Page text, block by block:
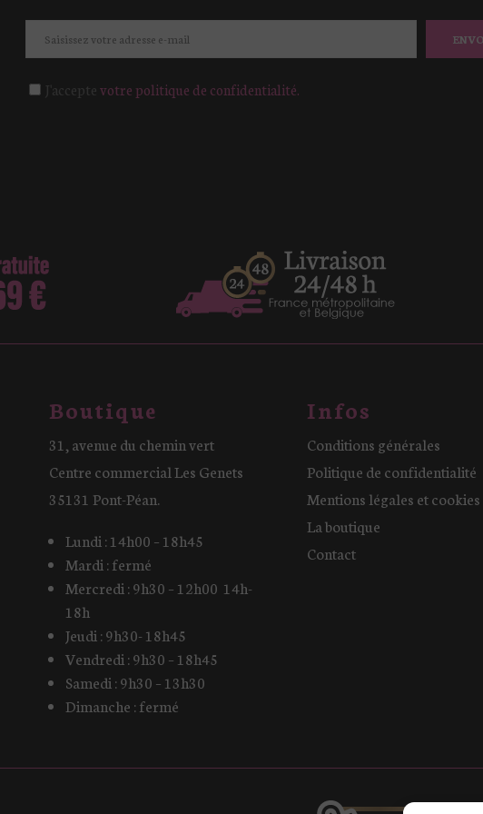
J'acceptevotre politique de confidentialité.
Boutique
31, avenue du chemin vert
Centre commercial Les Genets
35131 Pont-Péan.
Lundi : 14h00 – 18h45
Mardi : fermé
Mercredi : 9h30 – 12h00 14h-
18h
Jeudi : 9h30- 18h45
Vendredi : 9h30 – 18h45
Samedi : 9h30 – 13h30
Dimanche : fermé
Infos
Conditions générales
Politique de confidentialité
Mentions légales et cookies
La boutique
Contact